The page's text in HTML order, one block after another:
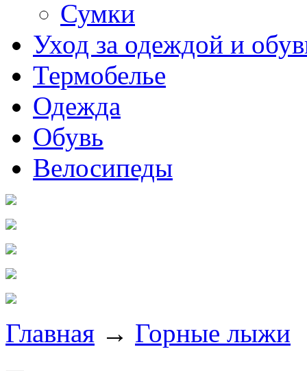
Сумки
Уход за одеждой и
Термобелье
Одежда
Обувь
Велосипеды
Главная → Горные лыжи